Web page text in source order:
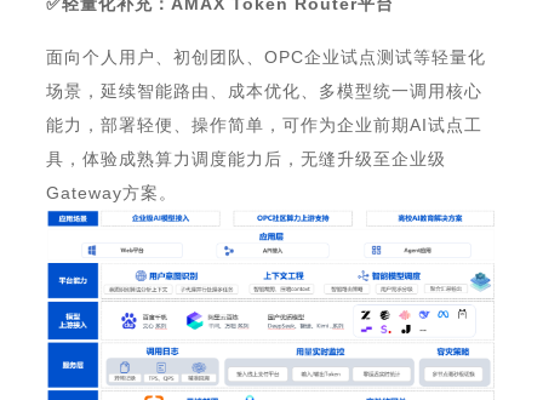
面向个人用户、初创团队、OPC企业试点测试等轻量化
场景，延续智能路由、成本优化、多模型统一调用核心
能力，部署轻便、操作简单，可作为企业前期AI试点工
具，体验成熟算力调度能力后，无缝升级至企业级
Gateway方案。